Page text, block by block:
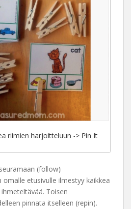
riimien harjoitteluun -> Pin It
(follow)
etusivulle ilmestyy kaikkea
Toisen
pinnata itselleen (repin).